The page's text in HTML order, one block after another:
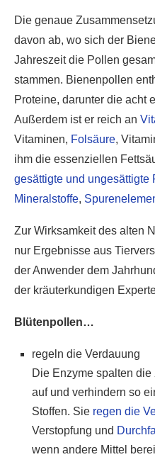
Die genaue
davon ab, wo sich der
Jahreszeit die Pollen
stammen. Bienenpollen
Proteine, darunter die acht
Außerdem ist er reich an
Vitaminen, Folsäure,
ihm die essenziellen
gesättigte und ungesättigte
Mineralstoffe,
Zur Wirksamkeit des alten
nur Ergebnisse aus
der Anwender dem
der kräuterkundigen
Blütenpollen…
regeln die Verdauung
Die Enzyme spalten die
auf und verhindern so
Stoffen. Sie regen die
Verstopfung und
wenn andere Mittel